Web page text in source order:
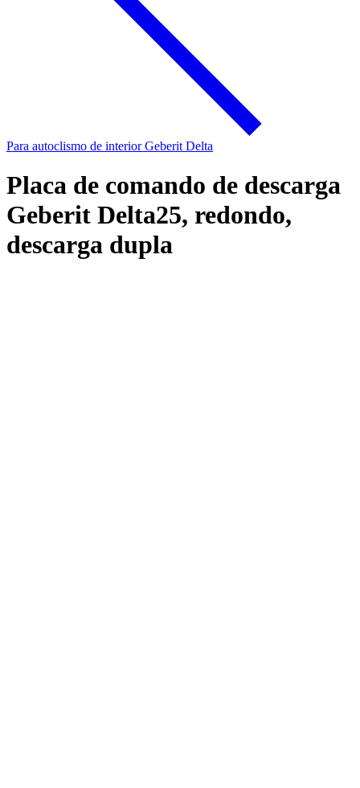
Para autoclismo de interior Geberit Delta
Placa de comando de descarga
Geberit Delta25, redondo,
descarga dupla